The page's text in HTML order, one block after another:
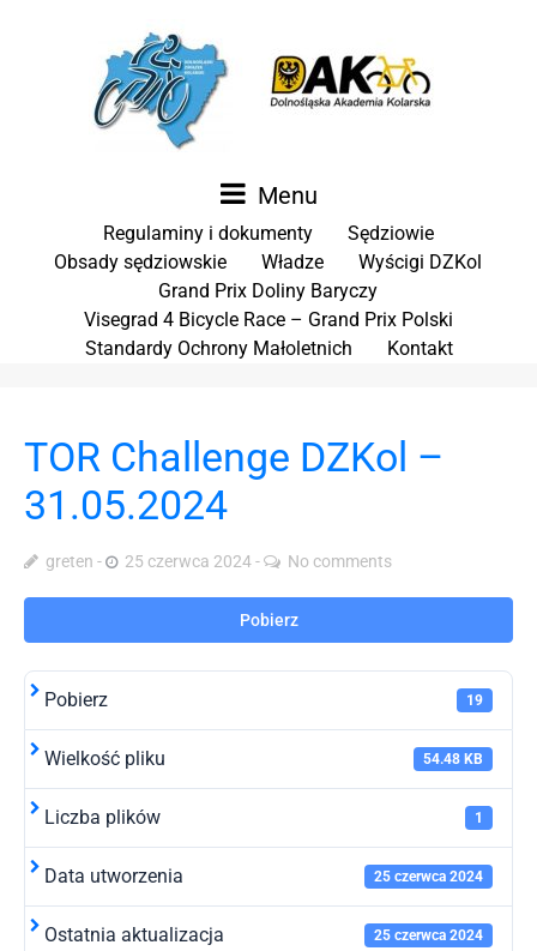
Menu
Regulaminy i dokumenty
Sędziowie
Obsady sędziowskie
Władze
Wyścigi DZKol
Grand Prix Doliny Baryczy
Visegrad 4 Bicycle Race – Grand Prix Polski
Standardy Ochrony Małoletnich
Kontakt
TOR Challenge DZKol –
31.05.2024
greten 25 czerwca 2024 No comments
Pobierz
Pobierz 19
Wielkość pliku 54.48 KB
Liczba plików 1
Data utworzenia 25 czerwca 2024
Ostatnia aktualizacja 25 czerwca 2024